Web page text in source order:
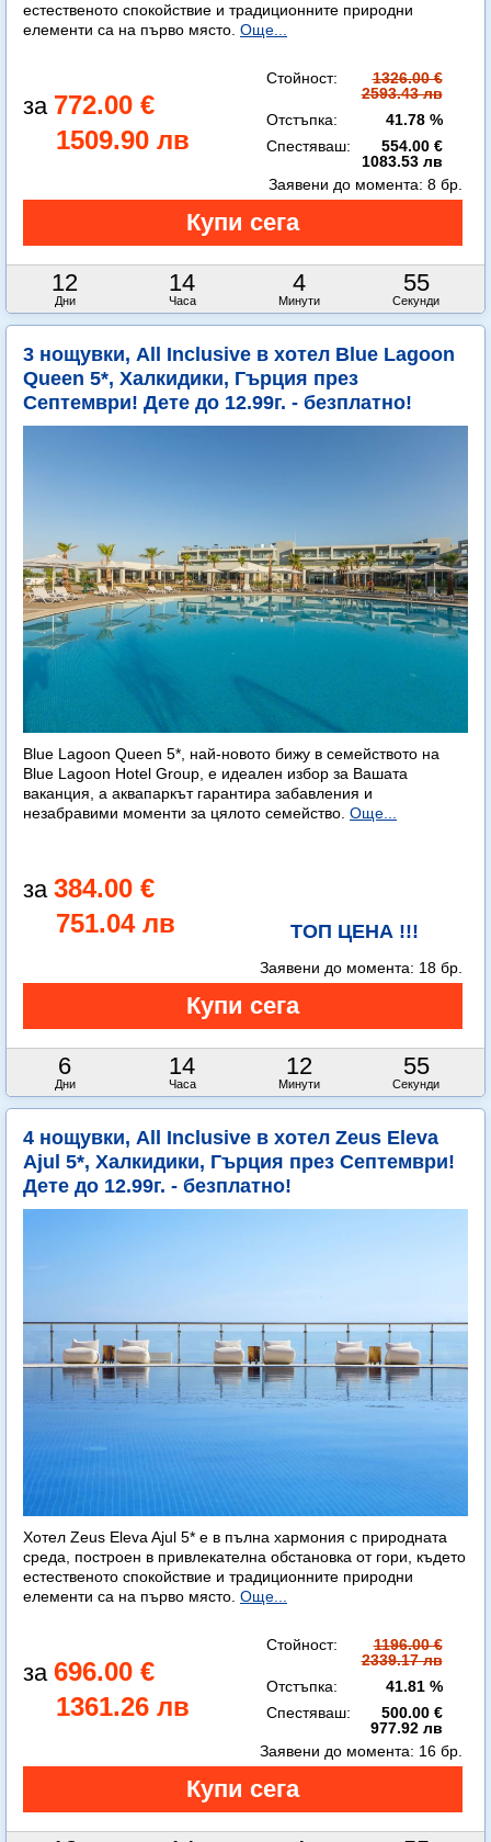
естественото спокойствие и традиционните природни
елементи са на първо място. Още...
772.00 €
1509.90 лв
Стойност:
1326.00 €
2593.43 лв
Отстъпка:
41.78 %
Спестяваш:
554.00 €
1083.53 лв
12
Дни
14
Часа
4
Минути
54
Секунди
Заявени до момента: 8 бр.
3 нощувки, All Inclusive в хотел Blue Lagoon
Queen 5*, Халкидики, Гърция през
Септември! Дете до 12.99г. - безплатно!
Blue Lagoon Queen 5*, най-новото бижу в семейството на
Blue Lagoon Hotel Group, е идеален избор за Вашата
ваканция, а аквапаркът гарантира забавления и
незабравими моменти за цялото семейство. Още...
384.00 €
751.04 лв
ТОП ЦЕНА !!!
6
Дни
14
Часа
12
Минути
54
Секунди
Заявени до момента: 18 бр.
4 нощувки, All Inclusive в хотел Zeus Eleva
Ajul 5*, Халкидики, Гърция през Септември!
Дете до 12.99г. - безплатно!
Хотел Zeus Eleva Ajul 5* е в пълна хармония с природната
среда, построен в привлекателна обстановка от гори, където
естественото спокойствие и традиционните природни
елементи са на първо място. Още...
696.00 €
1361.26 лв
Стойност:
1196.00 €
2339.17 лв
Отстъпка:
41.81 %
Спестяваш:
500.00 €
977.92 лв
Заявени до момента: 16 бр.